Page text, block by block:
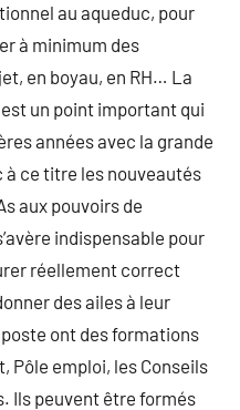
au aqueduc, pour
à minimum des
en boyau, en RH… La
un point important qui
années avec la grande
à ce titre les nouveautés
aux pouvoirs de
indispensable pour
réellement correct
des ailes à leur
ont des formations
Pôle emploi, les Conseils
Ils peuvent être formés